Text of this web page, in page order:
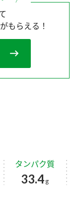
もらえる！
タンパク質
33.4g